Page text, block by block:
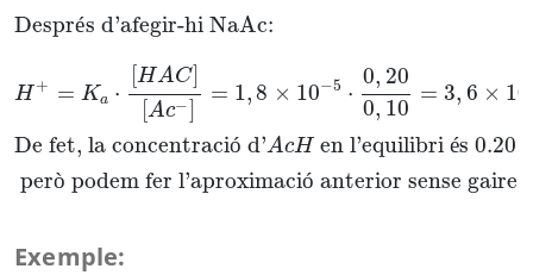
Després d’afegir-hi NaAc:
H + = Ka ⋅
[HAC
Ac−
= 1,8 × 10−5 ⋅
0, 20
0, 10
= 3, 6 × 10
De fet, la concentració d’AcH en l’equilibri és 0.20
però podem fer l’aproximació anterior sense gaire
Exemple: